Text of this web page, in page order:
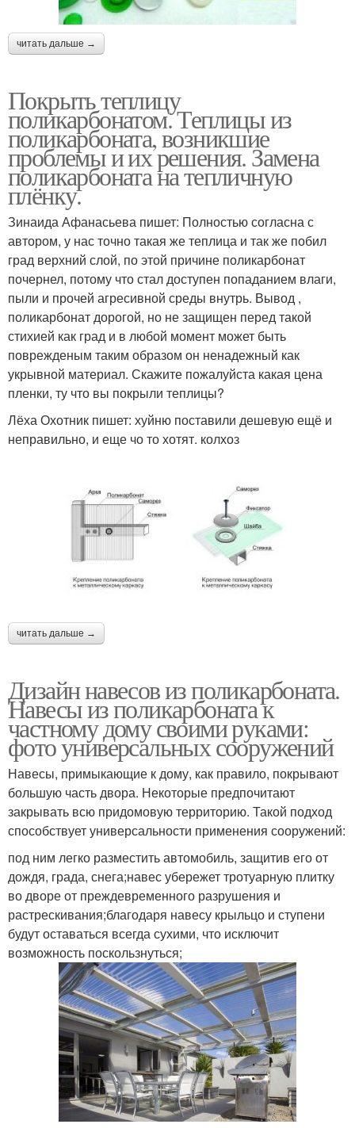
читать дальше →
Покрыть теплицу
поликарбонатом. Теплицы из
поликарбоната, возникшие
проблемы и их решения. Замена
поликарбоната на тепличную
плёнку.
Зинаида Афанасьева пишет: Полностью согласна с
автором, у нас точно такая же теплица и так же побил
град верхний слой, по этой причине поликарбонат
почернел, потому что стал доступен попаданием влаги,
пыли и прочей агресивной среды внутрь. Вывод ,
поликарбонат дорогой, но не защищен перед такой
стихией как град и в любой момент может быть
поврежденым таким образом он ненадежный как
укрывной материал. Скажите пожалуйста какая цена
пленки, ту что вы покрыли теплицы?
Лёха Охотник пишет: хуйню поставили дешевую ещё и
неправильно, и еще чо то хотят. колхоз
читать дальше →
Дизайн навесов из поликарбоната.
Навесы из поликарбоната к
частному дому своими руками:
фото универсальных сооружений
Навесы, примыкающие к дому, как правило, покрывают
большую часть двора. Некоторые предпочитают
закрывать всю придомовую территорию. Такой подход
способствует универсальности применения сооружений:
под ним легко разместить автомобиль, защитив его от
дождя, града, снега;навес убережет тротуарную плитку
во дворе от преждевременного разрушения и
растрескивания;благодаря навесу крыльцо и ступени
будут оставаться всегда сухими, что исключит
возможность поскользнуться;